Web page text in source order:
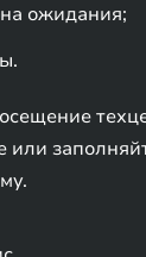
ожидания;